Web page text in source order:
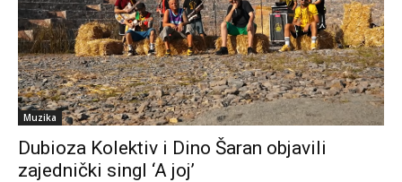
Muzika
Dubioza Kolektiv i Dino Šaran objavili
zajednički singl ‘A joj’